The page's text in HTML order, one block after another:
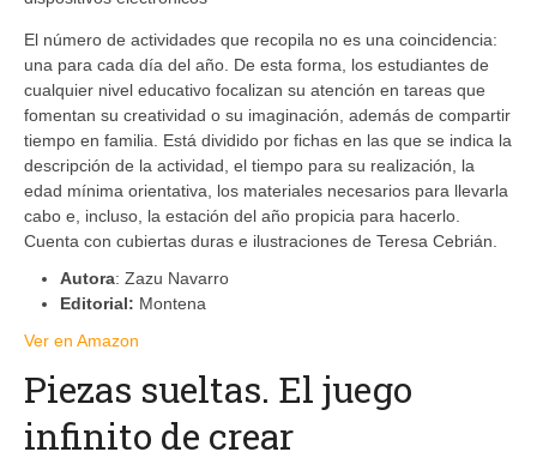
El número de actividades que recopila no es una coincidencia:
una para cada día del año. De esta forma, los estudiantes de
cualquier nivel educativo focalizan su atención en tareas que
fomentan su creatividad o su imaginación, además de compartir
tiempo en familia. Está dividido por fichas en las que se indica la
descripción de la actividad, el tiempo para su realización, la
edad mínima orientativa, los materiales necesarios para llevarla
cabo e, incluso, la estación del año propicia para hacerlo.
Cuenta con cubiertas duras e ilustraciones de Teresa Cebrián.
Autora: Zazu Navarro
Editorial: Montena
Ver en Amazon
Piezas sueltas. El juego
infinito de crear